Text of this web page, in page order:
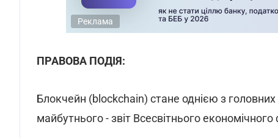
Реклама
ПРАВОВА ПОДІЯ:
Блокчейн (blockchain) стане однією з головних
майбутнього - звіт Всесвітнього